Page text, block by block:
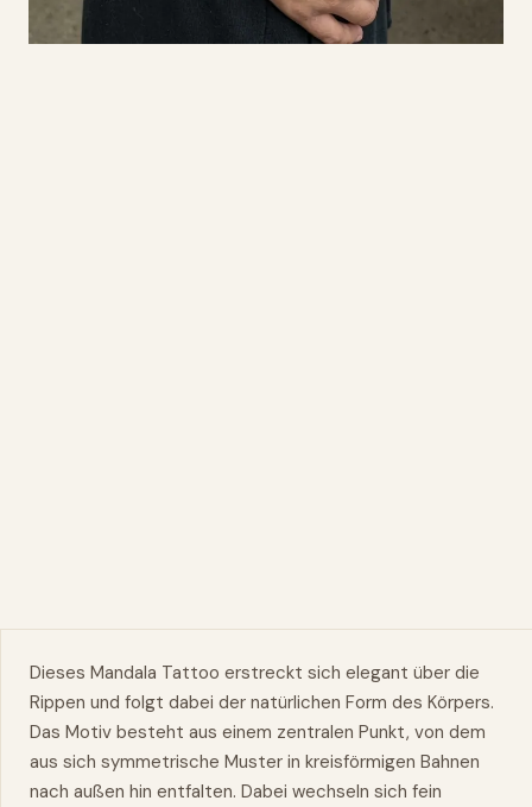
Dieses Mandala Tattoo erstreckt sich elegant über die
Rippen und folgt dabei der natürlichen Form des Körpers.
Das Motiv besteht aus einem zentralen Punkt, von dem
aus sich symmetrische Muster in kreisförmigen Bahnen
nach außen hin entfalten. Dabei wechseln sich fein